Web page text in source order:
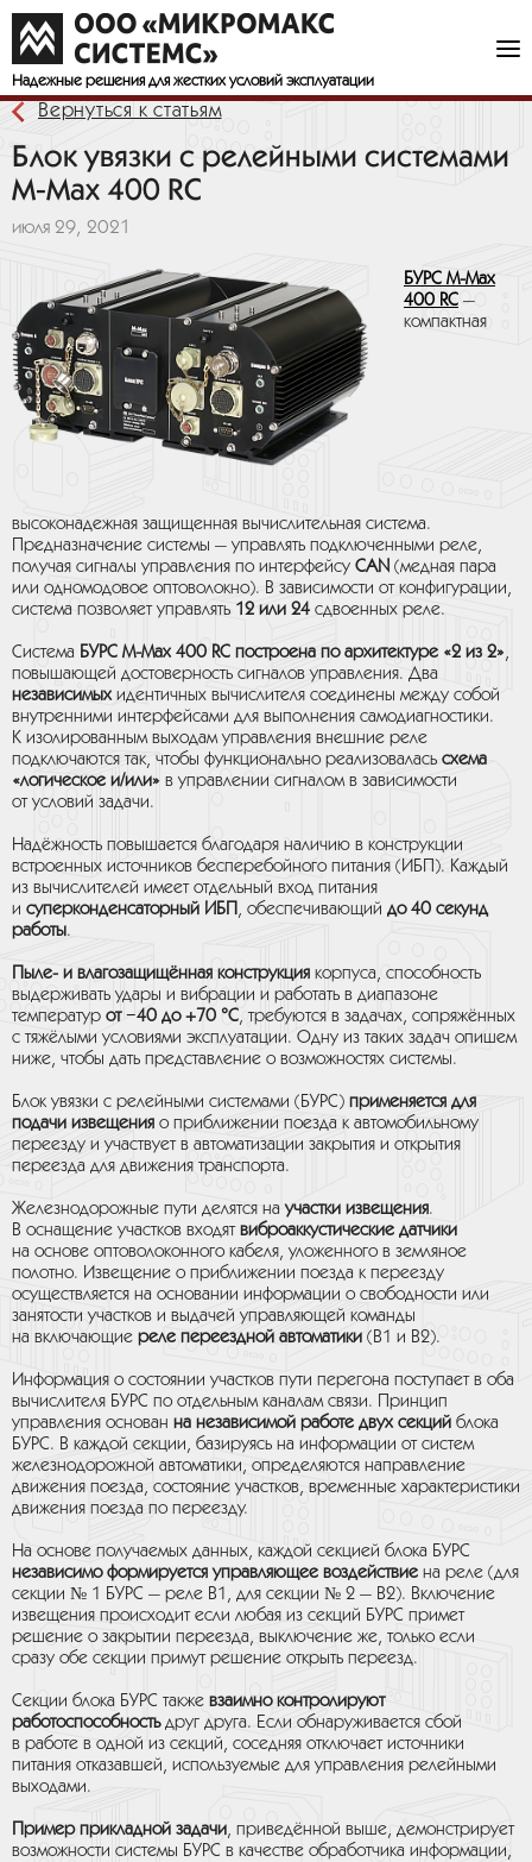
Надежные решения для жестких условий эксплуатации
Вернуться к статьям
Блок увязки с релейными системами
M-Max 400 RC
июля 29, 2021
БУРС М-Мах
400 RC —
компактная
высоконадежная защищенная вычислительная система.
Предназначение системы — управлять подключенными реле,
получая сигналы управления по интерфейсу CAN (медная пара
или одномодовое оптоволокно). В зависимости от конфигурации,
система позволяет управлять 12 или 24 сдвоенных реле.
Система БУРС M-Max 400 RC построена по архитектуре «2 из 2»,
повышающей достоверность сигналов управления. Два
независимыхидентичных вычислителя соединены между собой
внутренними интерфейсами для выполнения самодиагностики.
К изолированным выходам управления внешние реле
подключаются так, чтобы функционально реализовалась схема
«логическое и/или» в управлении сигналом в зависимости
от условий задачи.
Надёжность повышается благодаря наличию в конструкции
встроенных источников бесперебойного питания (ИБП). Каждый
из вычислителей имеет отдельный вход питания
и суперконденсаторный ИБП , обеспечивающий до 40 секунд
работы.
Пыле- и влагозащищённая конструкция корпуса, способность
выдерживать удары и вибрации и работать в диапазоне
температур от −40 до +70 °C, требуются в задачах, сопряжённых
с тяжёлыми условиями эксплуатации. Одну из таких задач опишем
ниже, чтобы дать представление о возможностях системы.
Блок увязки с релейными системами (БУРС) применяется для
подачи извещения о приближении поезда к автомобильному
переезду и участвует в автоматизации закрытия и открытия
переезда для движения транспорта.
Железнодорожные пути делятся научастки извещения.
В оснащение участков входят виброаккустические датчики
на основе оптоволоконного кабеля, уложенного в земляное
полотно. Извещение о приближении поезда к переезду
осуществляется на основании информации о свободности или
занятости участков и выдачей управляющей команды
на включающие реле переездной автоматики (В1 и В2).
Информация о состоянии участков пути перегона поступает в оба
вычислителя БУРС по отдельным каналам связи. Принцип
управления основан на независимой работе двух секций блока
БУРС. В каждой секции, базируясь на информации от систем
железнодорожной автоматики, определяются направление
движения поезда, состояние участков, временные характеристики
движения поезда по переезду.
На основе получаемых данных, каждой секцией блока БУРС
независимо формируется управляющее воздействие на реле (для
секции № 1 БУРС — реле В1, для секции № 2 — В2). Включение
извещения происходит если любая из секций БУРС примет
решение о закрытии переезда, выключение же, только если
сразу обе секции примут решение открыть переезд.
Секции блока БУРС также взаимно контролируют
работоспособностьдруг друга. Если обнаруживается сбой
в работе в одной из секций, соседняя отключает источники
питания отказавшей, используемые для управления релейными
выходами.
Пример прикладной задачи, приведённой выше, демонстрирует
возможности системы БУРС в качестве обработчика информации,